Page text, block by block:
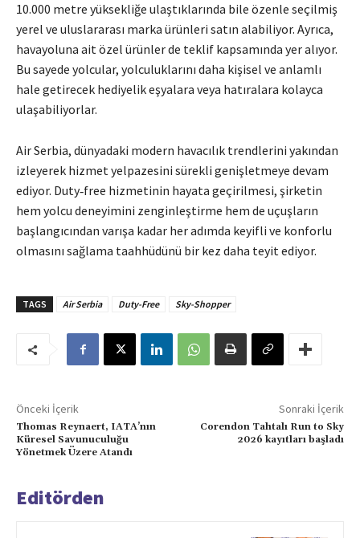
10.000 metre yüksekliğe ulaştıklarında bile özenle seçilmiş
yerel ve uluslararası marka ürünleri satın alabiliyor. Ayrıca,
havayoluna ait özel ürünler de teklif kapsamında yer alıyor.
Bu sayede yolcular, yolculuklarını daha kişisel ve anlamlı
hale getirecek hediyelik eşyalara veya hatıralara kolayca
ulaşabiliyorlar.
Air Serbia, dünyadaki modern havacılık trendlerini yakından
izleyerek hizmet yelpazesini sürekli genişletmeye devam
ediyor. Duty‑free hizmetinin hayata geçirilmesi, şirketin
hem yolcu deneyimini zenginleştirme hem de uçuşların
başlangıcından varışa kadar her adımda keyifli ve konforlu
olmasını sağlama taahhüdünü bir kez daha teyit ediyor.
TAGS Air Serbia Duty-Free Sky-Shopper
Önceki İçerik
Thomas Reynaert, IATA’nın
Küresel Savunuculuğu
Yönetmek Üzere Atandı
Sonraki İçerik
Corendon Tahtalı Run to Sky
2026 kayıtları başladı
Editörden